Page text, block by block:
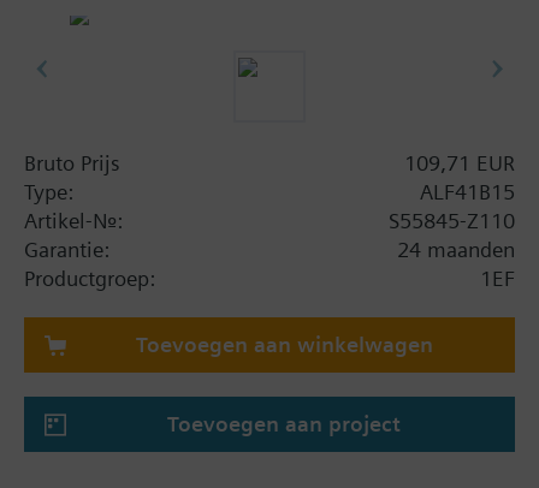
Bruto Prijs
109,71 EUR
Type:
ALF41B15
Artikel-Nr.:
S55845-Z110
Garantie:
24 maanden
Productgroep:
1EF
Toevoegen aan winkelwagen
Toevoegen aan project